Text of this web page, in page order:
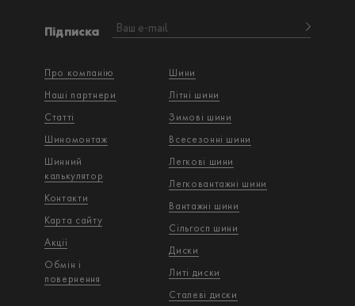
Про компанію
Наші партнери
Статті
Шиномонтаж
Шинний
калькулятор
Контакти
Карта сайту
Акції
Обмін і
повернення
Шини
Літні шини
Зимові шини
Всесезонні шини
Легкові шини
Легковантажнi шини
Вантажнi шини
Сільгосп шини
Диски
Литі диски
Сталеві диски
Підписка